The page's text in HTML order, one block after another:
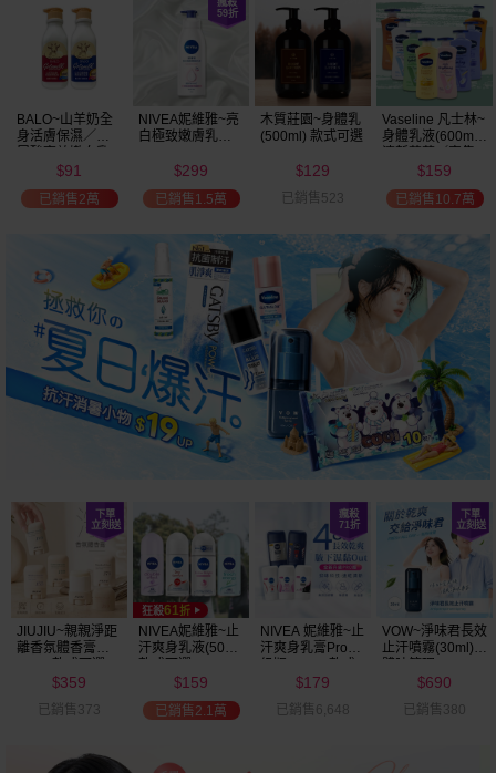
BALO~山羊奶全
身活膚保濕／玻
液(550ml) 款式可
選
$91
已銷售2萬
NIVEA妮維雅~亮
白極致嫩膚乳液
$299
已銷售1.5萬
木質莊園~身體乳
(500ml) 款式可選
$129
已銷售523
Vaseline 凡士林~
身體乳液(600ml)
保濕鎖水／全方
位保濕鎖水／可
可油／薰衣草／
+E 款式可選
$159
已銷售10.7萬
JIUJIU~親親淨距
離香氛體香膏
$359
已銷售373
NIVEA妮維雅~止
汗爽身乳液(50ml)
$159
已銷售2.1萬
NIVEA 妮維雅~止
汗爽身乳膏Pro升
$179
已銷售6,648
VOW~淨味君長效
止汗噴霧(30ml)
$690
已銷售380